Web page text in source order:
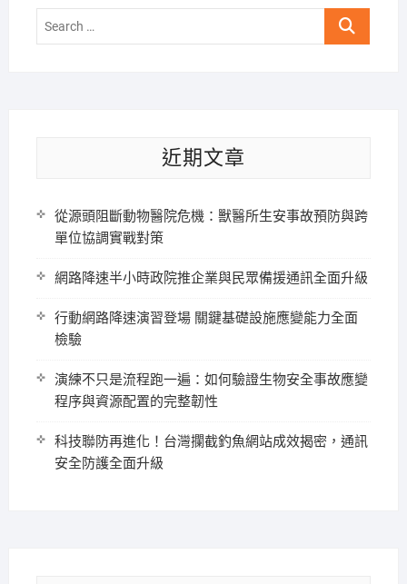
Search
近期文章
從源頭阻斷動物醫院危機：獸醫所生安事故預防與跨
單位協調實戰對策
網路降速半小時政院推企業與民眾備援通訊全面升級
行動網路降速演習登場 關鍵基礎設施應變能力全面
檢驗
演練不只是流程跑一遍：如何驗證生物安全事故應變
程序與資源配置的完整韌性
科技聯防再進化！台灣攔截釣魚網站成效揭密，通訊
安全防護全面升級